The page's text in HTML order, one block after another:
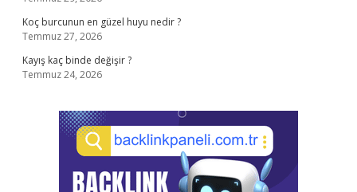
Koç burcunun en güzel huyu nedir ?
Temmuz 27, 2026
Kayış kaç binde değişir ?
Temmuz 24, 2026